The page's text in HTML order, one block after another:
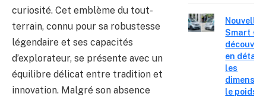
curiosité. Cet emblème du tout-
terrain, connu pour sa robustesse
légendaire et ses capacités
d’explorateur, se présente avec un
équilibre délicat entre tradition et
innovation. Malgré son absence
Nouvelle
Smart #2
en détail
les
le poids